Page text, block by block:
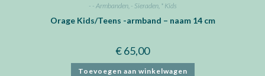
- - Armbanden, - Sieraden, * Kids
Orage Kids/Teens -armband – naam 14 cm
€65,00
Toevoegen aan winkelwagen